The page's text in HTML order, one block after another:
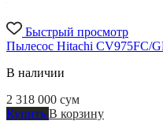
Быстрый просмотр
Пылесос Hitachi CV975FC/
В наличии
2 318 000 сум
Купить В корзину